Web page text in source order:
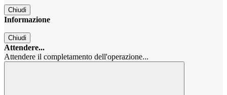
Chiudi
Informazione
Chiudi
Attendere...
Attendere il completamento dell'operazione...